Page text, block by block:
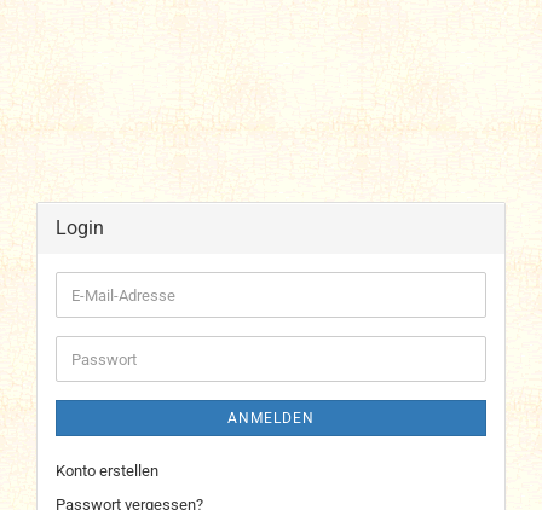
Login
E-
Mail-
Adresse
Passwort
ANMELDEN
Konto erstellen
Passwort vergessen?